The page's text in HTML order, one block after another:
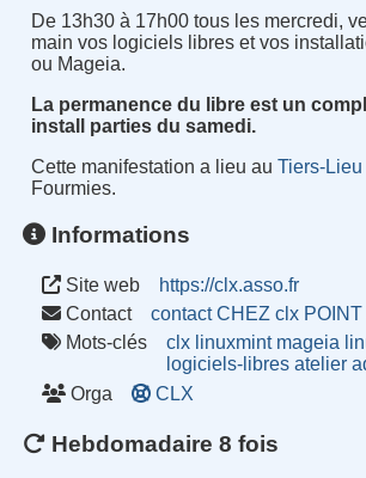
De 13h30 à 17h00 tous les mercredi,
main vos logiciels libres et vos
ou Mageia.
La permanence du libre est un
install parties du samedi.
Cette manifestation a lieu au Tiers-Lieu
Fourmies.
Informations
Site web
https://clx.asso.fr
Contact
contact CHEZ clx
Mots-clés
clx linuxmint mageia
logiciels-libres atelier
Orga
CLX
Hebdomadaire 8 fois